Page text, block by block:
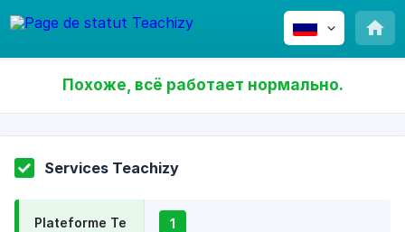
Похоже, всё работает нормально.
Services Teachizy
Plateforme Te
1